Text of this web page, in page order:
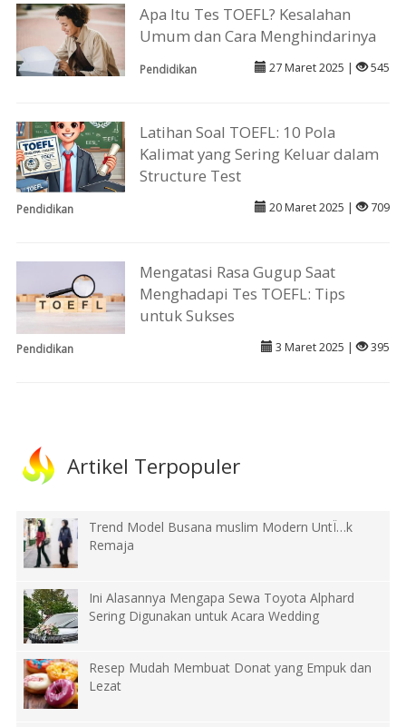
Apa Itu Tes TOEFL? Kesalahan
Umum dan Cara Menghindarinya
Pendidikan 27 Maret 2025 | 545
Latihan Soal TOEFL: 10 Pola
Kalimat yang Sering Keluar dalam
Structure Test
Pendidikan 20 Maret 2025 | 709
Mengatasi Rasa Gugup Saat
Menghadapi Tes TOEFL: Tips
untuk Sukses
Pendidikan 3 Maret 2025 | 395
Artikel Terpopuler
Trend Model Busana muslim Modern UntÏ…k
Remaja
Ini Alasannya Mengapa Sewa Toyota Alphard
Sering Digunakan untuk Acara Wedding
Resep Mudah Membuat Donat yang Empuk dan
Lezat